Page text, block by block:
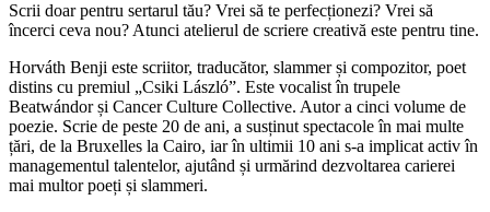
Scrii doar pentru sertarul tău? Vrei să te perfecționezi? Vrei să
încerci ceva nou? Atunci atelierul de scriere creativă este pentru tine.
Horváth Benji este scriitor, traducător, slammer și compozitor, poet
distins cu premiul „Csiki László”. Este vocalist în trupele
Beatwándor și Cancer Culture Collective. Autor a cinci volume de
poezie. Scrie de peste 20 de ani, a susținut spectacole în mai multe
țări, de la Bruxelles la Cairo, iar în ultimii 10 ani s-a implicat activ în
managementul talentelor, ajutând și urmărind dezvoltarea carierei
mai multor poeți și slammeri.